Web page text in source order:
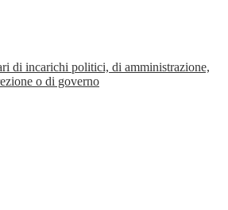
di incarichi politici, di amministrazione,
o di governo